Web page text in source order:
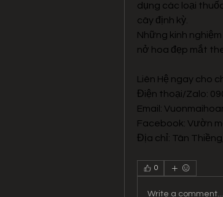
dụng các loại
cây định kỳ.
Những kinh
nở hoa đẹp mắt
Liên Hệ ngay cho
Điện thoại/Zalo:
Email:
Facebook: Vườn
Địa chỉ: Tân
0
Write a comment...